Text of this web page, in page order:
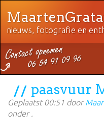
nieuws, fotografie en
paasvuur
Geplaatst 00:51 door
onder .